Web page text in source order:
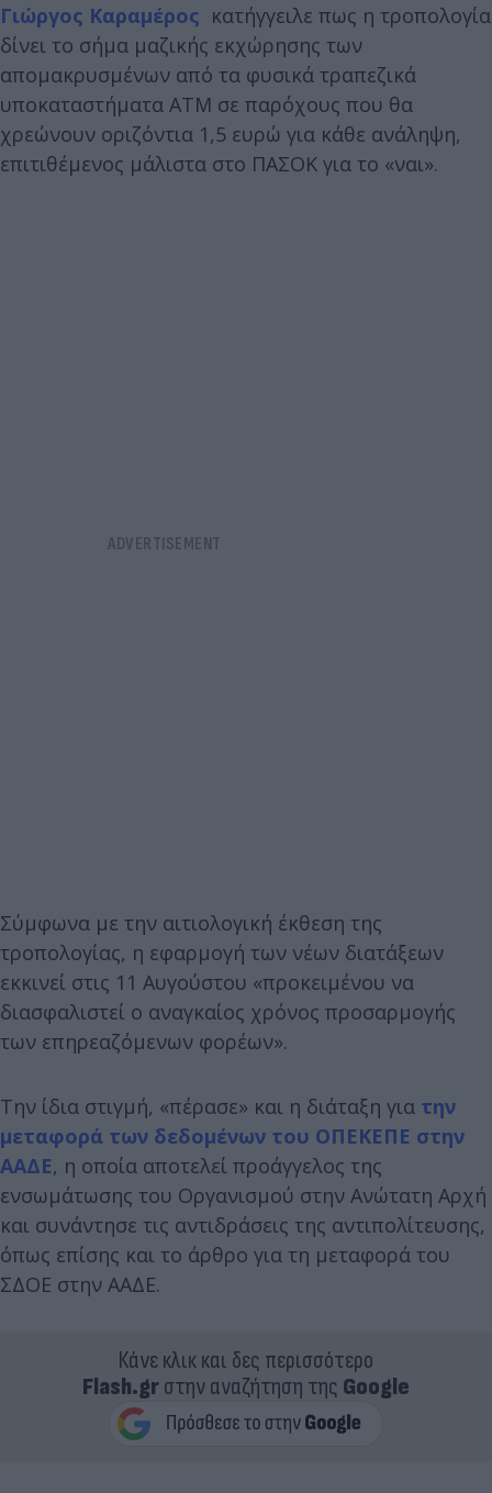
Γιώργος Καραμέρος κατήγγειλε πως η τροπολογία
δίνει το σήμα μαζικής εκχώρησης των
απομακρυσμένων από τα φυσικά τραπεζικά
υποκαταστήματα ΑΤΜ σε παρόχους που θα
χρεώνουν οριζόντια 1,5 ευρώ για κάθε ανάληψη,
επιτιθέμενος μάλιστα στο ΠΑΣΟΚ για το «ναι».
Σύμφωνα με την αιτιολογική έκθεση της
τροπολογίας, η εφαρμογή των νέων διατάξεων
εκκινεί στις 11 Αυγούστου «προκειμένου να
διασφαλιστεί ο αναγκαίος χρόνος προσαρμογής
των επηρεαζόμενων φορέων».
Την ίδια στιγμή, «πέρασε» και η διάταξη για την
μεταφορά των δεδομένων του ΟΠΕΚΕΠΕ στην
ΑΑΔΕ, η οποία αποτελεί προάγγελος της
ενσωμάτωσης του Οργανισμού στην Ανώτατη Αρχή
και συνάντησε τις αντιδράσεις της αντιπολίτευσης,
όπως επίσης και το άρθρο για τη μεταφορά του
ΣΔΟΕ στην ΑΑΔΕ.
Κάνε κλικ και δες περισσότερο
Flash.grστην αναζήτηση της Google